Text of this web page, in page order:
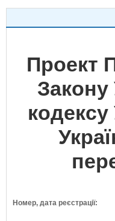
Проект
Закону
кодексу
Номер, дата реєстрації: